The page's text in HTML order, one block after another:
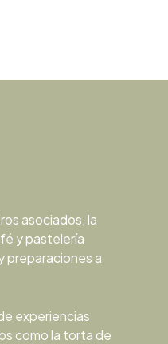
asociados, la
y pastelería
preparaciones a
experiencias
como la torta de